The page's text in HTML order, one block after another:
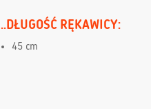
..DŁUGOŚĆ RĘKAWICY:
45 cm